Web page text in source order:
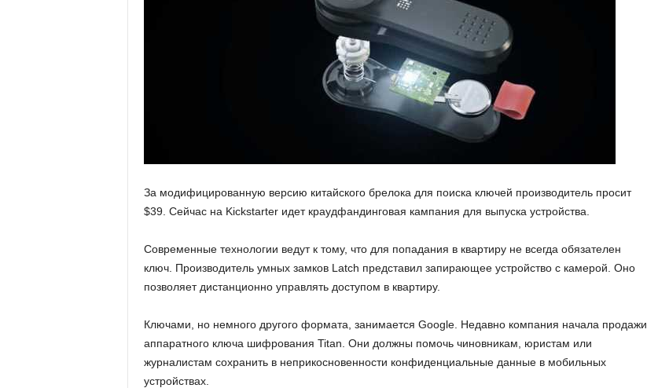
За модифицированную версию китайского брелока для поиска ключей производитель просит
$39. Сейчас на Kickstarter идет краудфандинговая кампания для выпуска устройства.
Современные технологии ведут к тому, что для попадания в квартиру не всегда обязателен
ключ. Производитель умных замков Latch представил запирающее устройство с камерой. Оно
позволяет дистанционно управлять доступом в квартиру.
Ключами, но немного другого формата, занимается Google. Недавно компания начала продажи
аппаратного ключа шифрования Titan. Они должны помочь чиновникам, юристам или
журналистам сохранить в неприкосновенности конфиденциальные данные в мобильных
устройствах.